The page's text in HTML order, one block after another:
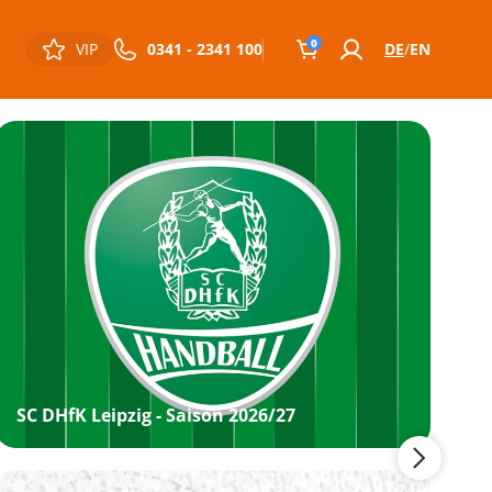
VIP 0341 - 2341 100 0 DE EN
SC DHfK Leipzig - Saison 2026/27